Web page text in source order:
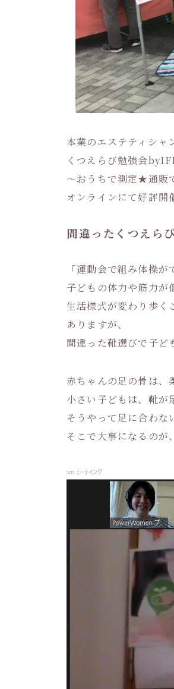
本業のエステティシャ
くつえらび勉強会
～おうちで測定★通販
オンラインにて好評開
間違ったくつえら
「運動会で組み体操
子どもの体力や筋力が
生活様式が変わり歩く
ありますが、
間違った靴選びで子ど
赤ちゃんの足の骨は、
小さい子どもは、靴が
そうやって足に合わな
そこで大事になるのが